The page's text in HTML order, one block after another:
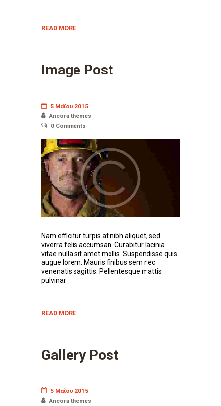
READ MORE
Image Post
5 Μαΐου 2015
Ancora themes
0Comments
Nam efficitur turpis at nibh aliquet, sed
viverra felis accumsan. Curabitur lacinia
vitae nulla sit amet mollis. Suspendisse quis
augue lorem. Mauris finibus sem nec
venenatis sagittis. Pellentesque mattis
pulvinar
READ MORE
Gallery Post
5 Μαΐου 2015
Ancora themes